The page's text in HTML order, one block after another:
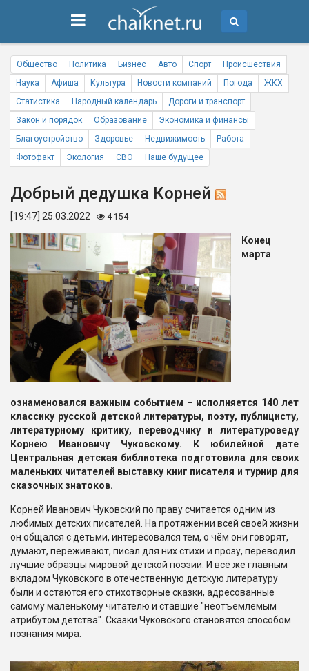
Общество Политика Бизнес Авто Спорт
Происшествия
Наука
Афиша Культура Новости компаний Погода
ЖКХ
Статистика
Народный календарь
Дороги и транспорт
Закон и порядок
Образование
Экономика и финансы
Благоустройство
Здоровье Недвижимость
Работа
Фотофакт
Экология СВО Наше будущее
Добрый дедушка Корней
[19:47] 25.03.2022 4 154
Конец
марта
ознаменовался важным событием – исполняется 140 лет
классику русской детской литературы, поэту, публицисту,
литературному критику, переводчику и литературоведу
Корнею Ивановичу Чуковскому. К юбилейной дате
Центральная детская библиотека подготовила для своих
маленьких читателей выставку книг писателя и турнир для
сказочных знатоков.
Корней Иванович Чуковский по праву считается одним из
любимых детских писателей. На протяжении всей своей жизни
он общался с детьми, интересовался тем, о чём они говорят,
думают, переживают, писал для них стихи и прозу, переводил
лучшие образцы мировой детской поэзии. И всё же главным
вкладом Чуковского в отечественную детскую литературу
были и остаются его стихотворные сказки, адресованные
самому маленькому читателю и ставшие "неотъемлемым
атрибутом детства". Сказки Чуковского становятся способом
познания мира.